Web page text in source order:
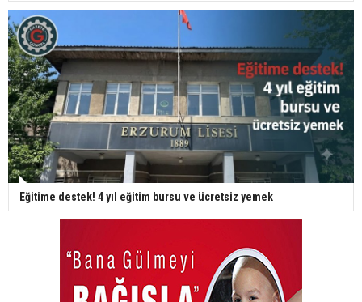
Eğitime destek! 4 yıl eğitim bursu ve ücretsiz yemek